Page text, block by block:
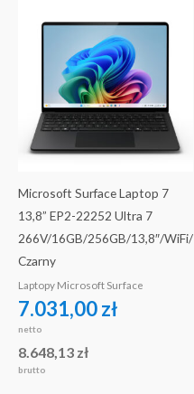
Microsoft Surface Laptop 7
13,8” EP2-22252 Ultra 7
266V/16GB/256GB/13,8″/WiFi/
Czarny
Laptopy Microsoft Surface
7.031,00zł
netto
8.648,13 zł
brutto